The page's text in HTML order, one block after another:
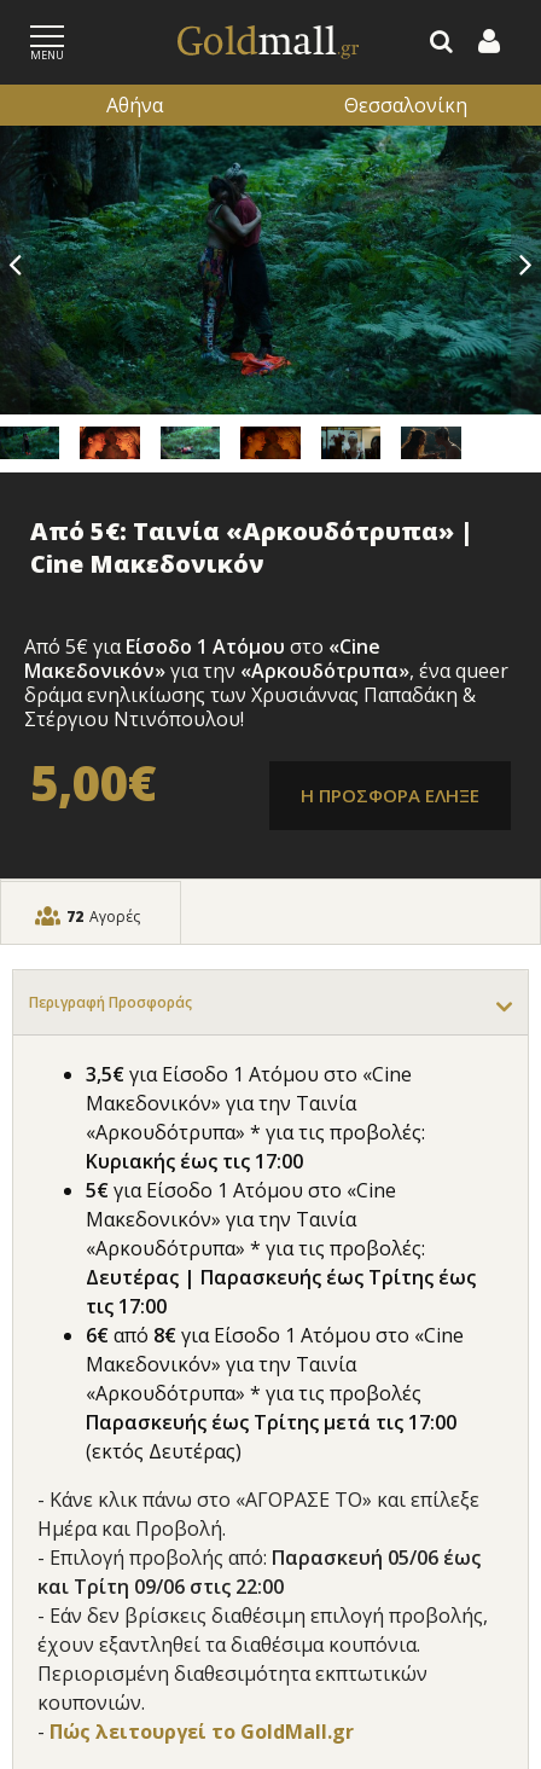
MENU
ΕΓΓΡΑΦΗ ΕΙΣΟΔΟΣ
Αθήνα Θεσσαλονίκη
Από 5€: Ταινία «Αρκουδότρυπα» |
Cine Μακεδονικόν
Από 5€ γιαΕίσοδο 1 Ατόμου στο «Cine
Μακεδονικόν»για την «Αρκουδότρυπα», ένα queer
δράμα ενηλικίωσης των Χρυσιάννας Παπαδάκη &
Στέργιου Ντινόπουλου!
5,00€ Η ΠΡΟΣΦΟΡΑ ΕΛΗΞΕ
72 Αγορές
Περιγραφή Προσφοράς
3,5€για Είσοδο 1 Ατόμου στο «Cine
Μακεδονικόν» για την Ταινία
«Αρκουδότρυπα» * για τις προβολές:
Κυριακής έως τις 17:00
5€για Είσοδο 1 Ατόμου στο «Cine
Μακεδονικόν» για την Ταινία
«Αρκουδότρυπα» * για τις προβολές:
Δευτέρας | Παρασκευής έως Τρίτης έως
τις 17:00
6€από 8€για Είσοδο 1 Ατόμου στο «Cine
Μακεδονικόν» για την Ταινία
«Αρκουδότρυπα» * για τις προβολές
Παρασκευής έως Τρίτης μετά τις 17:00
(εκτός Δευτέρας)
- Κάνε κλικ πάνω στο «ΑΓΟΡΑΣΕ ΤΟ» και επίλεξε
Ημέρα και Προβολή.
- Επιλογή προβολής από: Παρασκευή 05/06 έως
και Τρίτη 09/06 στις 22:00
- Εάν δεν βρίσκεις διαθέσιμη επιλογή προβολής,
έχουν εξαντληθεί τα διαθέσιμα κουπόνια.
Περιορισμένη διαθεσιμότητα εκπτωτικών
κουπονιών.
- Πώς λειτουργεί το GoldMall.gr